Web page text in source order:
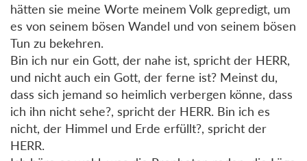
hätten sie meine Worte meinem Volk gepredigt, um
es von seinem bösen Wandel und von seinem bösen
Tun zu bekehren.
Bin ich nur ein Gott, der nahe ist, spricht der HERR,
und nicht auch ein Gott, der ferne ist? Meinst du,
dass sich jemand so heimlich verbergen könne, dass
ich ihn nicht sehe?, spricht der HERR. Bin ich es
nicht, der Himmel und Erde erfüllt?, spricht der
HERR.